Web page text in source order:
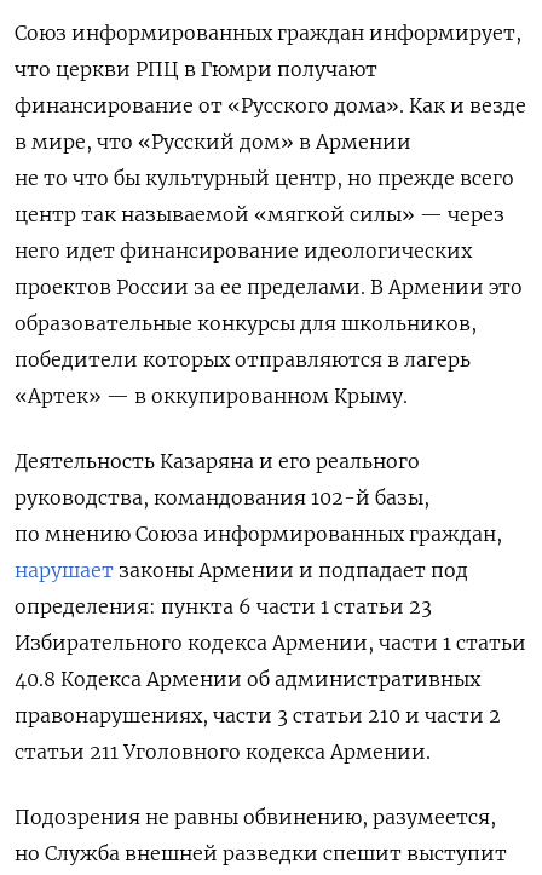
Союз информированных граждан информирует,
что церкви РПЦ в Гюмри получают
финансирование от «Русского дома». Как и везде
в мире, что «Русский дом» в Армении
не то что бы культурный центр, но прежде всего
центр так называемой «мягкой силы» — через
него идет финансирование идеологических
проектов России за ее пределами. В Армении это
образовательные конкурсы для школьников,
победители которых отправляются в лагерь
«Артек» — в оккупированном Крыму.
Деятельность Казаряна и его реального
руководства, командования 102-й базы,
по мнению Союза информированных граждан,
нарушает законы Армении и подпадает под
определения: пункта 6 части 1 статьи 23
Избирательного кодекса Армении, части 1 статьи
40.8 Кодекса Армении об административных
правонарушениях, части 3 статьи 210 и части 2
статьи 211 Уголовного кодекса Армении.
Подозрения не равны обвинению, разумеется,
но Служба внешней разведки спешит выступит